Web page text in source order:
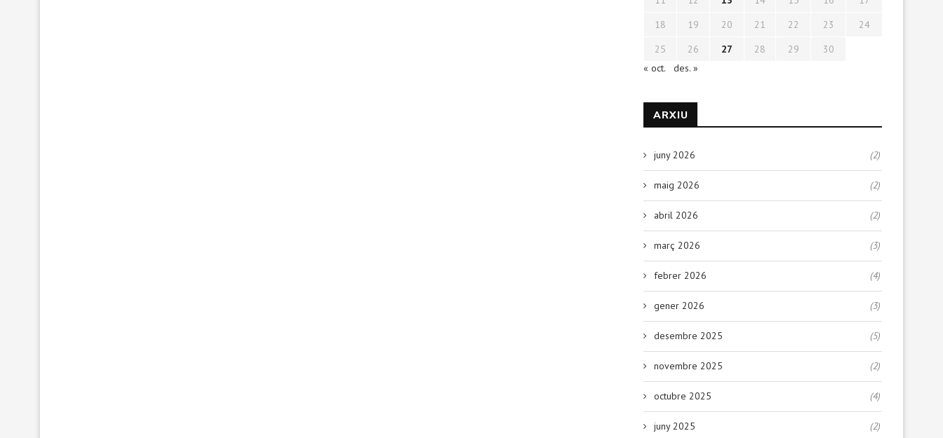
18
19 20 21 22 23
24
25
26 27 28 29
30
« oct.
des. »
ARXIU
juny 2026 (2)
maig 2026 (2)
abril 2026 (2)
març 2026 (3)
febrer 2026 (4)
gener 2026 (3)
desembre 2025 (5)
novembre 2025 (2)
octubre 2025 (4)
juny 2025 (2)